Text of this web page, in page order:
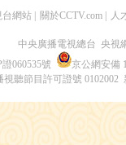
台網站 關於CCTV.com 人
中央廣播電視總台 央視
060535號
京公網安備
視聽節目許可證號 0102002